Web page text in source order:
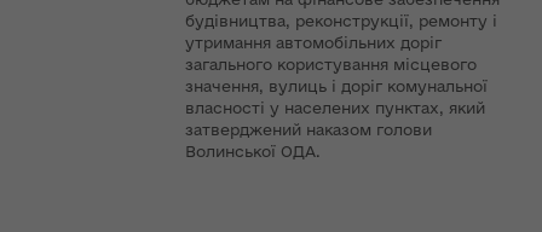
будівництва, реконструкції, ремонту і
утримання автомобільних доріг
загального користування місцевого
значення, вулиць і доріг комунальної
власності у населених пунктах, який
затверджений наказом голови
Волинської ОДА.